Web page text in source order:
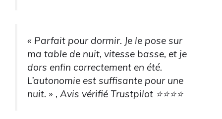
« Parfait pour dormir. Je le pose sur
ma table de nuit, vitesse basse, et je
dors enfin correctement en été.
L’autonomie est suffisante pour une
nuit. » , Avis vérifié Trustpilot ⭐⭐⭐⭐